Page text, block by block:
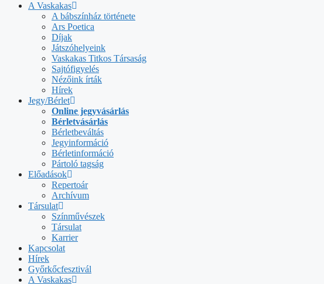
A Vaskakas
A bábszínház története
Ars Poetica
Díjak
Játszóhelyeink
Vaskakas Titkos Társaság
Sajtófigyelés
Nézőink írták
Hírek
Jegy/Bérlet
Online jegyvásárlás
Bérletvásárlás
Bérletbeváltás
Jegyinformáció
Bérletinformáció
Pártoló tagság
Előadások
Repertoár
Archívum
Társulat
Színművészek
Társulat
Karrier
Kapcsolat
Hírek
Győrkőcfesztivál
A Vaskakas